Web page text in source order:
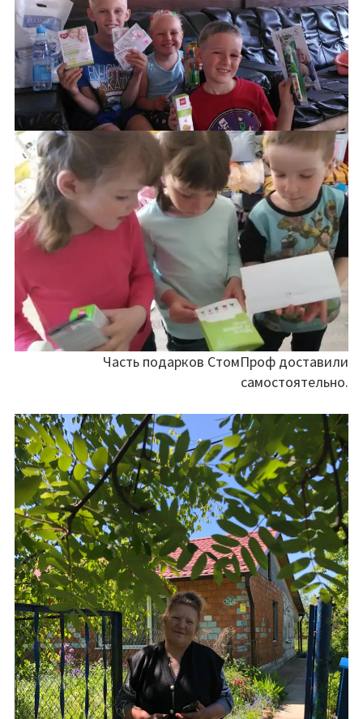
Часть подарков СтомПроф доставили
самостоятельно.